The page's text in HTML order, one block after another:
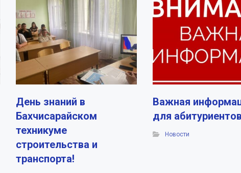
День знаний в
Бахчисарайском
техникуме
строительства и
транспорта!
Важная
для
Новости